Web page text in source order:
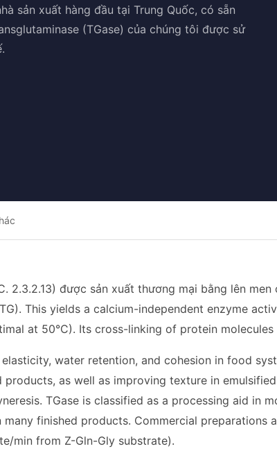
sản xuất hàng đầu tại Trung Quốc, có sẵn
(TGase) của chúng tôi được sử
2.3.2.13) được sản xuất thương mại bằng lên
This yields a calcium-independent enzyme
at 50°C). Its cross-linking of protein
water retention, and cohesion in food
as well as improving texture in
TGase is classified as a processing aid in
many finished products. Commercial
min from Z-Gln-Gly substrate).